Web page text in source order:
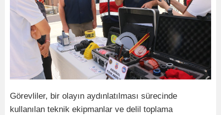
Görevliler, bir olayın aydınlatılması sürecinde
kullanılan teknik ekipmanlar ve delil toplama